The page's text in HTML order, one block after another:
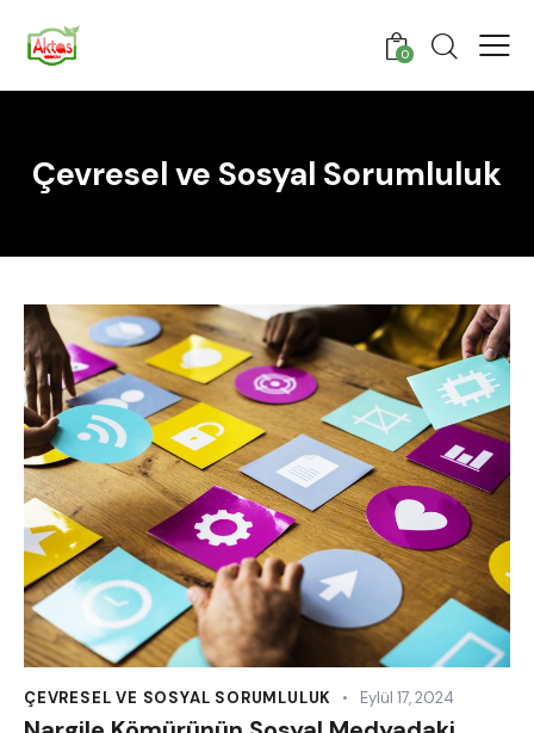
0
Çevresel ve Sosyal Sorumluluk
ÇEVRESEL VE SOSYAL SORUMLULUK Eylül 17, 2024